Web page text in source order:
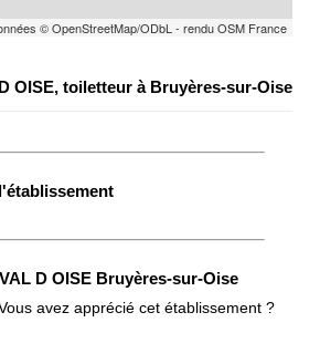
© OpenStreetMap/ODbL - rendu OSM France
OISE, toiletteur à Bruyères-sur-Oise
D OISE Bruyères-sur-Oise
avez apprécié cet établissement ?